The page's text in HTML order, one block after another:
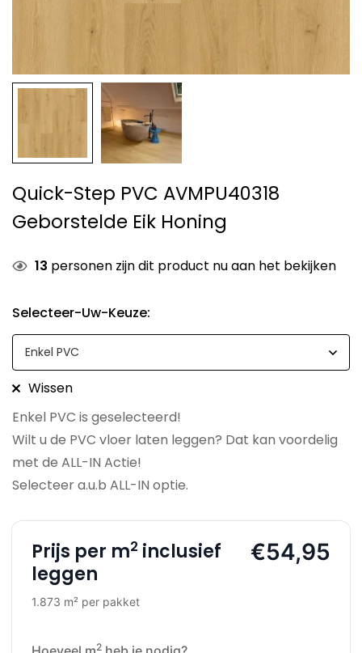
Quick-Step PVC AVMPU40318
Geborstelde Eik Honing
13 personen zijn dit product nu aan het bekijken
Selecteer-Uw-Keuze:
Wissen
Enkel PVC is geselecteerd!
Wilt u de PVC vloer laten leggen? Dat kan voordelig
met de ALL-IN Actie!
Selecteer a.u.b ALL-IN optie.
Prijs per m2 inclusief
leggen
1.873 m² per pakket
€54,95
2